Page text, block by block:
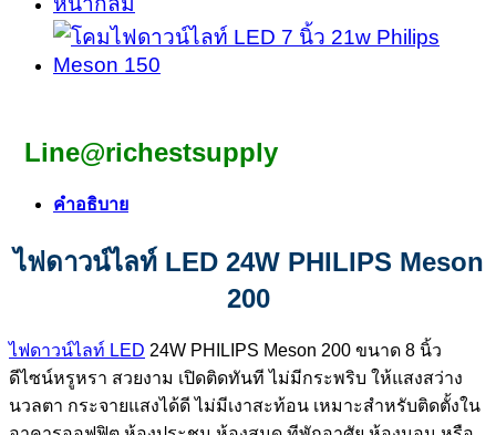
Line@richestsupply
คำอธิบาย
ไฟดาวน์ไลท์ LED 24W PHILIPS Meson
200
ไฟดาวน์ไลท์ LED 24W PHILIPS Meson 200 ขนาด 8 นิ้ว
ดีไซน์หรูหรา สวยงาม เปิดติดทันที ไม่มีกระพริบ ให้แสงสว่าง
นวลตา กระจายแสงได้ดี ไม่มีเงาสะท้อน เหมาะสำหรับติดตั้งใน